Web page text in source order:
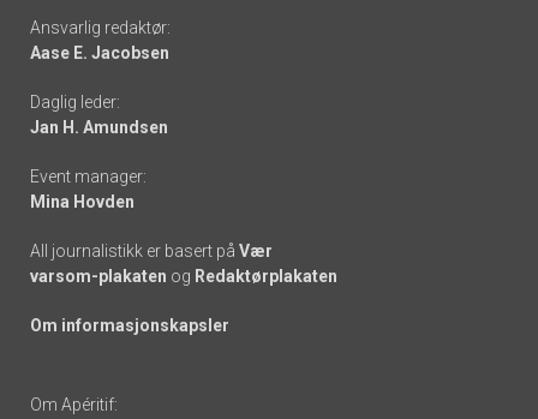
Footer
-
links
Ansvarlig redaktør:
Aase E. Jacobsen
Daglig leder:
Jan H. Amundsen
Event manager:
Mina Hovden
All journalistikk er basert på Vær
varsom-plakaten og Redaktørplakaten
Om informasjonskapsler
Om Apéritif: